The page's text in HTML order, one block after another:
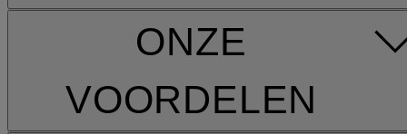
ONZE
VOORDELEN